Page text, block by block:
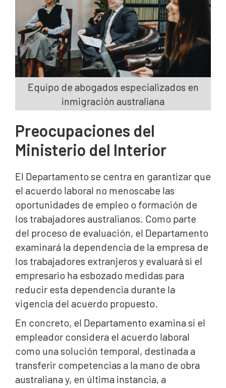
Equipo de abogados especializados en
inmigración australiana
Preocupaciones del
Ministerio del Interior
El Departamento se centra en garantizar que
el acuerdo laboral no menoscabe las
oportunidades de empleo o formación de
los trabajadores australianos. Como parte
del proceso de evaluación, el Departamento
examinará la dependencia de la empresa de
los trabajadores extranjeros y evaluará si el
empresario ha esbozado medidas para
reducir esta dependencia durante la
vigencia del acuerdo propuesto.
En concreto, el Departamento examina si el
empleador considera el acuerdo laboral
como una solución temporal, destinada a
transferir competencias a la mano de obra
australiana y, en última instancia, a